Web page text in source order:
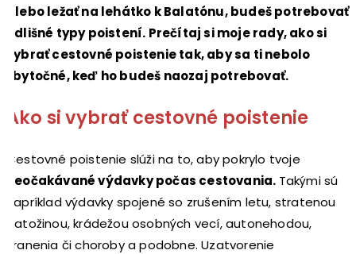
alebo ležať na lehátko k Balatónu, budeš potrebovať
odlišné typy poistení. Prečítaj si moje rady, ako si
vybrať cestovné poistenie tak, aby sa ti nebolo
zbytočné, keď ho budeš naozaj potrebovať.
Ako si vybrať cestovné poistenie
Cestovné poistenie slúži na to, aby pokrylo tvoje
neočakávané výdavky počas cestovania. Takými sú
napríklad výdavky spojené so zrušením letu, stratenou
batožinou, krádežou osobných vecí, autonehodou,
zranenia či choroby a podobne. Uzatvorenie